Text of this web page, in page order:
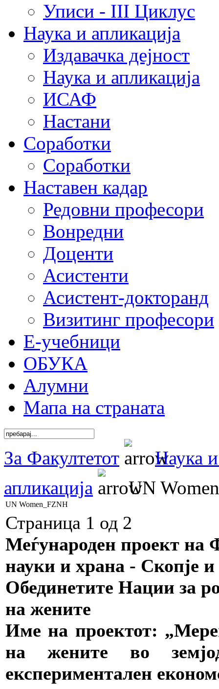
Уписи - III Циклус
Наука и апликација
Издавачка дејност
Наука и апликација
ИСАФ
Настани
Соработки
Соработки
Наставен кадар
Редовни професори
Вонредни
Доценти
Асистенти
Асистент-докторанд
Визитинг професори
Е-учебници
ОБУКА
Алумни
Мапа на страната
За Факултетот
Наука
апликација
UN
UN Women_FZNH
Страница 1 од 2
Меѓународен проект на
науки и храна - Скопје
Обединетите Нации за
на жените
Име на проектот:
на жените во
експериментален